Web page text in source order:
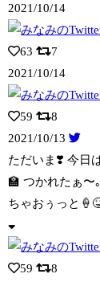
2021/10/14
63
7
2021/10/14
59
8
2021/10/13
ただいま❣️ 今日
🏫 つかれたぁ〜
ちゃおぅっと
59 8